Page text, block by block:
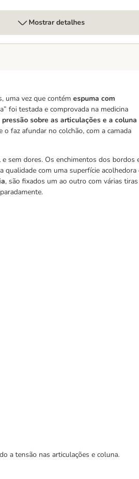
Mostrar detalhes
uma vez que contém espuma com
foi testada e comprovada na medicina
sobre as articulações e a coluna
faz afundar no colchão, com a camada
sem dores. Os enchimentos dos bordos
com uma superfície acolhedora
, são fixados um ao outro com várias tiras
a tensão nas articulações e coluna.